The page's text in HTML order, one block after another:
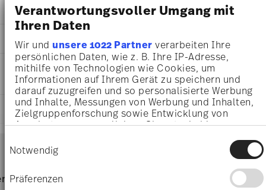
Verantwortungsvoller Umgang mit
Ihren Daten
Wir undunsere 1022 Partner verarbeiten Ihre
persönlichen Daten, wie z. B. Ihre IP-Adresse,
mithilfe von Technologien wie Cookies, um
Informationen auf Ihrem Gerät zu speichern und
darauf zuzugreifen und so personalisierte Werbung
und Inhalte, Messungen von Werbung und Inhalten,
Zielgruppenforschung sowie Entwicklung von
Angeboten zu ermöglichen. Sie entscheiden
Sie können Ihre Einwilligung jederzeit über die
Cookie-Erklärung oder durch Klicken auf das
Privacy Trigger Symbol ändern oder widerrufen
Notwendig
Präferenzen
DETAILS
Versace
Versace Alphabet
Versace Alphabet
Porzellan
11940-403700-15253
4012437376357
DE
2019
MA
15,00 cm
11,30 cm
11,30 cm
1,70 cm
140 gr
14,50 cm
PFLEGE- UND
SICHERHEITSINFORMATIONEN
Nur von Hand reinigen Lebensmittelkontakt sicher
LIEFERUNG UND RÜCKSENDUNG
Lieferzeiten & Versand
Footer